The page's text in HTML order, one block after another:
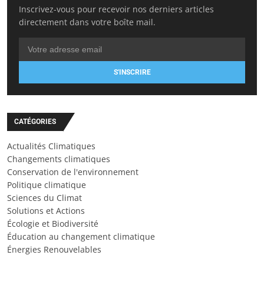
Inscrivez-vous pour recevoir nos derniers articles
directement dans votre boîte mail.
S'INSCRIRE
CATÉGORIES
Actualités Climatiques
Changements climatiques
Conservation de l'environnement
Politique climatique
Sciences du Climat
Solutions et Actions
Écologie et Biodiversité
Éducation au changement climatique
Énergies Renouvelables